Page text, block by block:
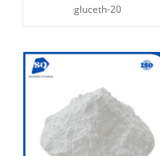
gluceth-20